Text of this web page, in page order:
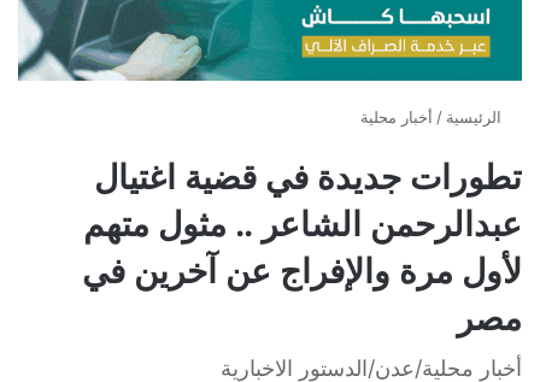
الرئيسية / أخبار محلية
تطورات جديدة في قضية اغتيال
عبدالرحمن الشاعر .. مثول متهم
لأول مرة والإفراج عن آخرين في
مصر
أخبار محلية/عدن/الدستور الاخبارية